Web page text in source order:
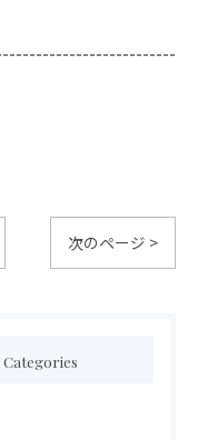
次のページ >
Categories